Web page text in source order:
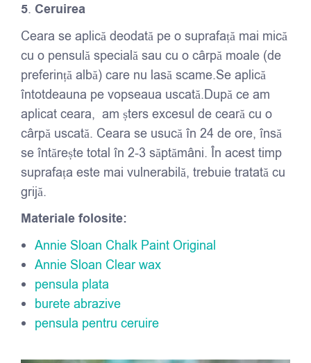
5. Ceruirea
Ceara se aplică deodată pe o suprafață mai mică
cu o pensulă specială sau cu o cârpă moale (de
preferință albă) care nu lasă scame.Se aplică
întotdeauna pe vopseaua uscată.După ce am
aplicat ceara, am șters excesul de ceară cu o
cârpă uscată. Ceara se usucă în 24 de ore, însă
se întărește total în 2-3 săptămâni. În acest timp
suprafața este mai vulnerabilă, trebuie tratată cu
grijă.
Materiale folosite:
Annie Sloan Chalk Paint Original
Annie Sloan Clear wax
pensula plata
burete abrazive
pensula pentru ceruire